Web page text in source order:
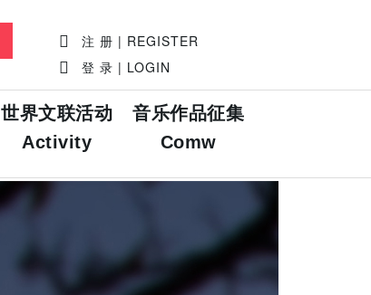
注 册 | REGISTER
登 录 | LOGIN
世界文联活动
Activity
音乐作品征集
Comw